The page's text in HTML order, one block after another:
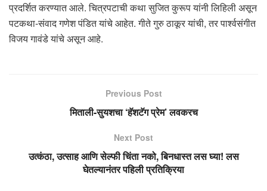
प्रदर्शित करण्यात आले. चित्रपटाची कथा सुजित कुरूप यांनी लिहिली असून
पटकथा-संवाद गणेश पंडित यांचे आहेत. गीते गुरु ठाकूर यांची, तर पार्श्वसंगीत
विजय गावंडे यांचे असून आहे.
Previous Post
मिताली-सुयशचा ‘हॅशटॅग प्रेम’ लवकरच
Next Post
उत्कंठा, उत्साह आणि सेल्फी चिंता नको, बिनधास्त लस घ्या! लस
घेतल्यानंतर पहिली प्रतिक्रिया